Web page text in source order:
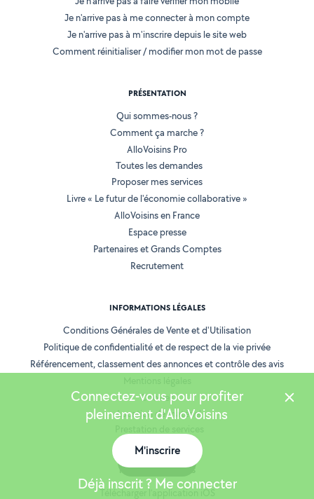
Je n'arrive pas à me connecter à mon compte
Je n'arrive pas à m'inscrire depuis le site web
Comment réinitialiser / modifier mon mot de passe
PRÉSENTATION
Qui sommes-nous ?
Comment ça marche ?
AlloVoisins Pro
Toutes les demandes
Proposer mes services
Livre « Le futur de l'économie collaborative »
AlloVoisins en France
Espace presse
Partenaires et Grands Comptes
Recrutement
INFORMATIONS LÉGALES
Conditions Générales de Vente et d'Utilisation
Politique de confidentialité et de respect de la vie privée
Référencement, classement des annonces et contrôle des avis
Cookies
Location de matériel
NOS APPLICATIONS
Télécharger l’application iOS
Connectez-vous pour profiter
pleinement d'AlloVoisins
M'inscrire
Déjà inscrit ? Me connecter